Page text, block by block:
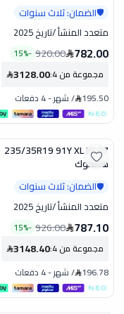
🛡️الضمان: ثلاث سنوات
متعدد المنشأ/تاريخ 2025
782.00
920.00
-
15%
مجموعة من 4 :
3128.00
195.50
/شهر-4 دفعات
235/35R19 91Y XL K137
هانكوك
🛡️الضمان: ثلاث سنوات
متعدد المنشأ/تاريخ 2025
787.10
926.00
-
15%
مجموعة من 4 :
3148.40
196.78
/شهر-4 دفعات